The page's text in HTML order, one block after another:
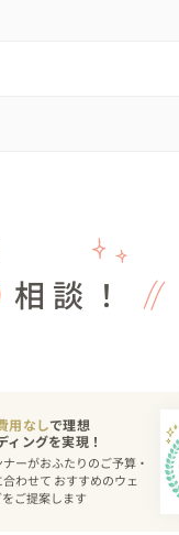
「かわいいね」と伝
式会場内スクリーン
県からお越しくださ
相談！
用なしで理想
ーがおふたりのご予算・
わせて おすすめのウェ
ご提案します